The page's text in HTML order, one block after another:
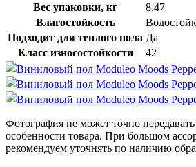
Вес упаковки, кг
8.47
Влагостойкость
Подходит для теплого пола Да
Класс износостойкости
42
Фотография не может точно
особенности товара. При большом
рекомендуем уточнять по наличию